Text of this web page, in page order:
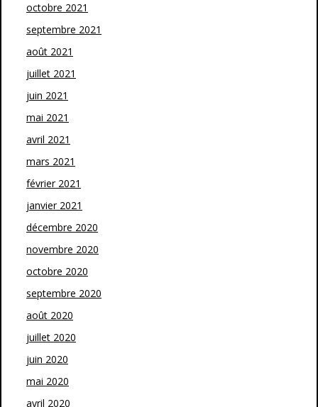
octobre 2021
septembre 2021
août 2021
juillet 2021
juin 2021
mai 2021
avril 2021
mars 2021
février 2021
janvier 2021
décembre 2020
novembre 2020
octobre 2020
septembre 2020
août 2020
juillet 2020
juin 2020
mai 2020
avril 2020